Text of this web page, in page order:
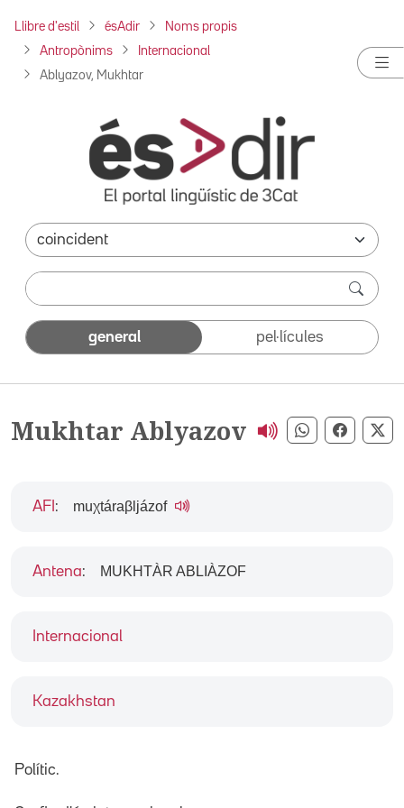
Llibre d'estil ésAdir Noms propis
Antropònims Internacional
Ablyazov, Mukhtar
general pel·lícules
Mukhtar Ablyazov Compartir
Internacional
Kazakhstan
AFI : muχtáraβljázof
Antena: MUKHTÀR ABLIÀZOF
Polític.